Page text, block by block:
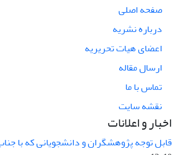
صفحه اصلی
درباره نشریه
اعضای هیات تحریریه
ارسال مقاله
تماس با ما
نقشه سایت
اخبار و اعلانات
قابل توجه پژوهشگران و دانشجویانی که با